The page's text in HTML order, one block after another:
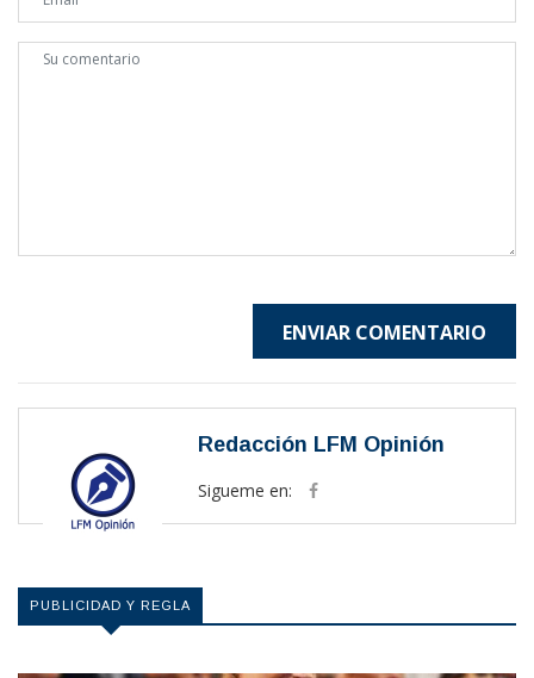
ENVIAR COMENTARIO
Redacción LFM Opinión
Sigueme en:
PUBLICIDAD Y REGLA